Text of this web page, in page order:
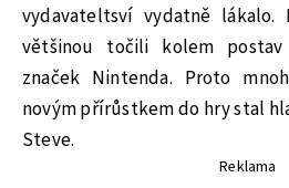
vydavateltsví vydatně lákalo.
většinou točili kolem
značek Nintenda. Proto
novým přírůstkem do hry stal
Steve.
Reklama